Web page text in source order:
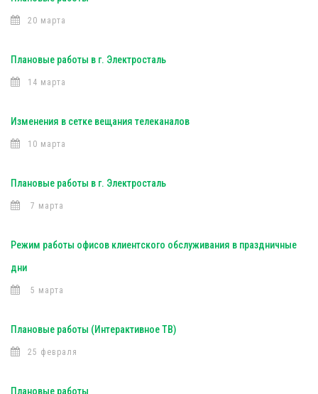
20 марта
Плановые работы в г. Электросталь
14 марта
Изменения в сетке вещания телеканалов
10 марта
Плановые работы в г. Электросталь
7 марта
Режим работы офисов клиентского обслуживания в праздничные
дни
5 марта
Плановые работы (Интерактивное ТВ)
25 февраля
Плановые работы